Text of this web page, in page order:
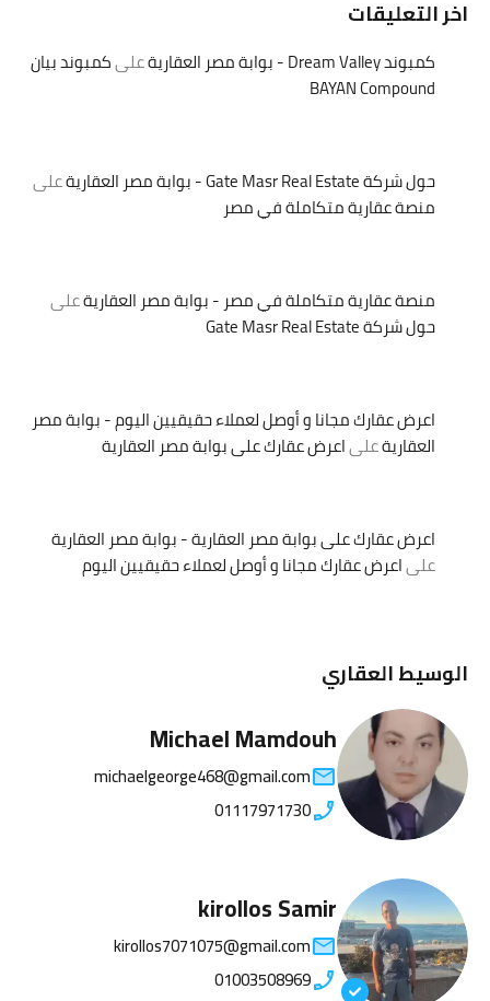
اخر التعليقات
كمبوند Dream Valley - بوابة مصر العقارية علىكمبوند بيان
BAYAN Compound
حول شركة Gate Masr Real Estate - بوابة مصر العقارية
على
منصة عقارية متكاملة في مصر
منصة عقارية متكاملة في مصر - بوابة مصر العقاريةعلى
حول شركة Gate Masr Real Estate
اعرض عقارك مجانا و أوصل لعملاء حقيقيين اليوم - بوابة مصر
العقاريةعلىاعرض عقارك على بوابة مصر العقارية
اعرض عقارك على بوابة مصر العقارية - بوابة مصر العقارية
علىاعرض عقارك مجانا و أوصل لعملاء حقيقيين اليوم
الوسيط العقاري
Michael Mamdouh
michaelgeorge468@gmail.com
01117971730
kirollos Samir
kirollos7071075@gmail.com
01003508969